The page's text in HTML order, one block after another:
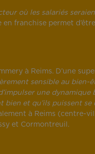
où les salariés
en franchise permet
à Reims. D’une
sensible au bien-
une
bien et qu’ils puissent
à Reims (centre-
et Cormontreuil.